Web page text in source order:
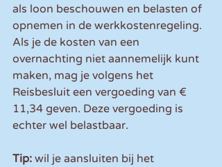
als loon beschouwen en belasten of
opnemen in de werkkostenregeling.
Als je de kosten van een
overnachting niet aannemelijk kunt
maken, mag je volgens het
Reisbesluit een vergoeding van €
11,34 geven. Deze vergoeding is
echter wel belastbaar.
Tip: wil je aansluiten bij het